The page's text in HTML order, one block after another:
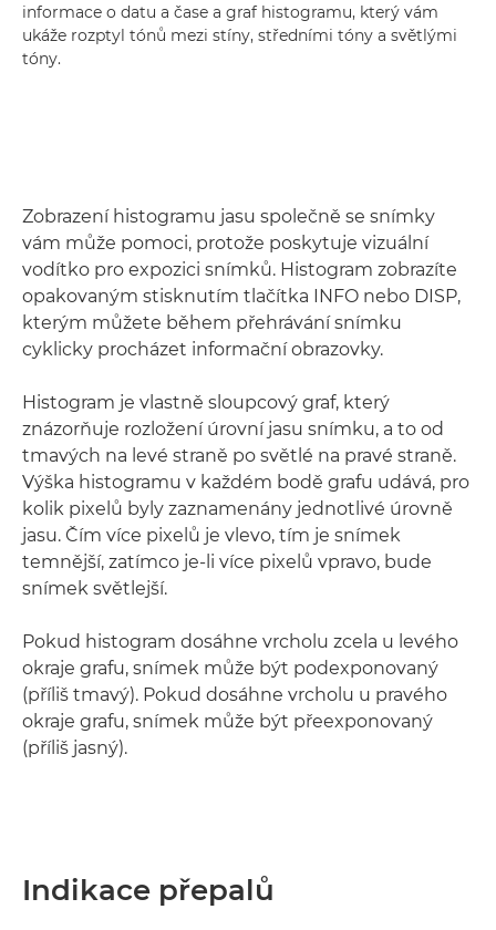
informace o datu a čase a graf histogramu, který vám
ukáže rozptyl tónů mezi stíny, středními tóny a světlými
tóny.
Zobrazení histogramu jasu společně se snímky
vám může pomoci, protože poskytuje vizuální
vodítko pro expozici snímků. Histogram zobrazíte
opakovaným stisknutím tlačítka INFO nebo DISP,
kterým můžete během přehrávání snímku
cyklicky procházet informační obrazovky.
Histogram je vlastně sloupcový graf, který
znázorňuje rozložení úrovní jasu snímku, a to od
tmavých na levé straně po světlé na pravé straně.
Výška histogramu v každém bodě grafu udává, pro
kolik pixelů byly zaznamenány jednotlivé úrovně
jasu. Čím více pixelů je vlevo, tím je snímek
temnější, zatímco je-li více pixelů vpravo, bude
snímek světlejší.
Pokud histogram dosáhne vrcholu zcela u levého
okraje grafu, snímek může být podexponovaný
(příliš tmavý). Pokud dosáhne vrcholu u pravého
okraje grafu, snímek může být přeexponovaný
(příliš jasný).
Indikace přepalů